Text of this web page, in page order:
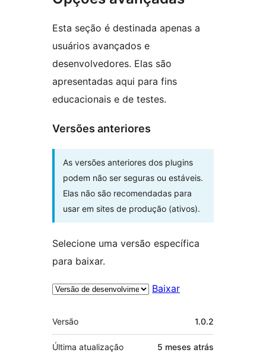
Esta seção é destinada apenas a
usuários avançados e
desenvolvedores. Elas são
apresentadas aqui para fins
educacionais e de testes.
Versões anteriores
As versões anteriores dos plugins
podem não ser seguras ou estáveis.
Elas não são recomendadas para
usar em sites de produção (ativos).
Selecione uma versão específica
para baixar.
Baixar
Meta
Versão 1.0.2
Última atualização 5 meses atrás